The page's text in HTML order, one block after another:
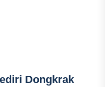
Dongkrak